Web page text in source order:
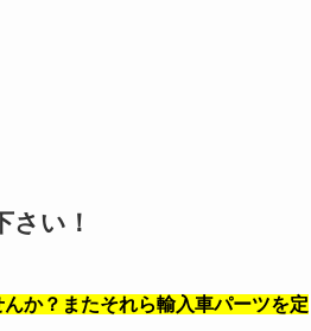
い！
か？またそれら輸入車パーツを定